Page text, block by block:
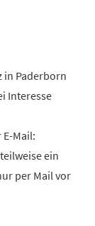
in Paderborn
Interesse
Mail:
ein
per Mail vor